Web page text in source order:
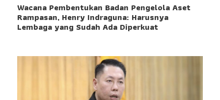
Wacana Pembentukan Badan Pengelola Aset
Rampasan, Henry Indraguna: Harusnya
Lembaga yang Sudah Ada Diperkuat